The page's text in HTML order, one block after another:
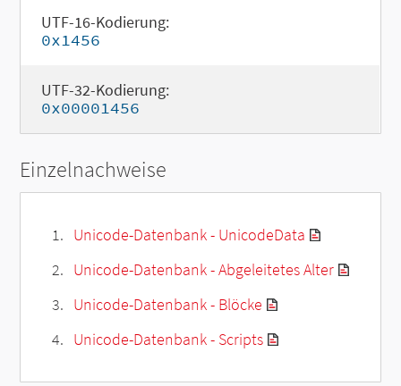
UTF-16-Kodierung:
0x1456
UTF-32-Kodierung:
0x00001456
Einzelnachweise
Unicode-Datenbank - UnicodeData
Unicode-Datenbank - Abgeleitetes Alter
Unicode-Datenbank - Blöcke
Unicode-Datenbank - Scripts